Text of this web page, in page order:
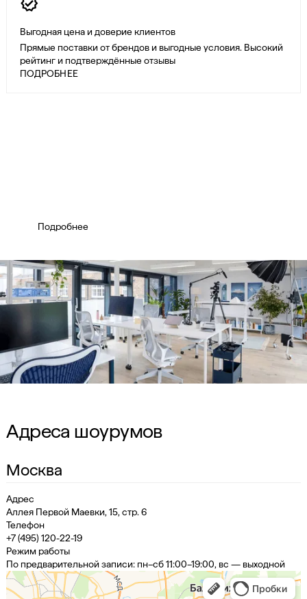
Выгодная цена и доверие клиентов
Прямые поставки от брендов и выгодные условия. Высокий
рейтинг и подтверждённые отзывы
ПОДРОБНЕЕ
Подробнее
Адреса шоурумов
Москва
Адрес
Аллея Первой Маевки, 15, стр. 6
Телефон
+7 (495) 120-22-19
Режим работы
По предварительной записи: пн–сб 11:00–19:00, вс — выходной